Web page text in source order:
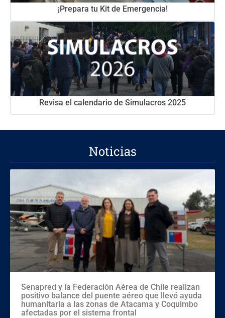
¡Prepara tu Kit de Emergencia!
Revisa el calendario de Simulacros 2025
Noticias
Senapred y la Federación Aérea de Chile realizan
positivo balance del puente aéreo que llevó ayuda
humanitaria a las zonas de Atacama y Coquimbo
afectadas por el sistema frontal